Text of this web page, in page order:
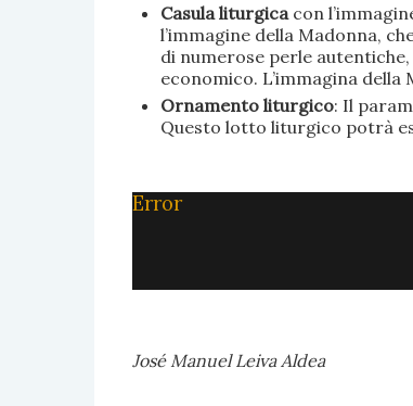
Casula liturgica con
l’immagine della Madonna,
di numerose perle
economico. L’immagina
Ornamento liturgico: Il
Questo lotto liturgico potrà
Error
José Manuel Leiva Aldea